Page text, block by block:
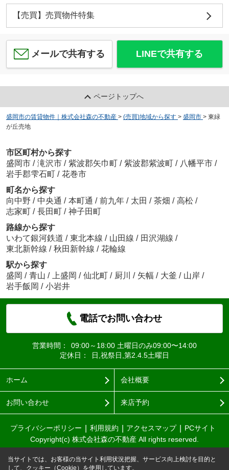
【売買】売買物件特集
メールで共有する LINEで共有する
ページトップへ
盛岡市の賃貸物件｜株式会社森の不動産 > (売買)地域から探す > 盛岡市 > 東緑
が丘売地
市区町村から探す
盛岡市 / 滝沢市 / 紫波郡矢巾町 / 紫波郡紫波町 / 八幡平市 /
岩手郡雫石町 / 花巻市
町名から探す
向中野 / 中央通 / 本町通 / 前九年 / 太田 / 茶畑 / 高松 /
志家町 / 長田町 / 神子田町
路線から探す
いわて銀河鉄道 / 東北本線 / 山田線 / 田沢湖線 /
東北新幹線 / 秋田新幹線 / 花輪線
駅から探す
盛岡 / 青山 / 上盛岡 / 仙北町 / 厨川 / 矢幅 / 大釜 / 山岸 /
岩手飯岡 / 小岩井
電話でお問い合わせ
営業時間：
09:00～18:00 土曜日のみ09:00〜14:00
定休日：
日,祝祭日,第2.4.5土曜日
ホーム 会社概要
お問い合わせ 来店予約
プライバシーポリシー 利用規約 アクセスマップ
PCサイト
Copyright(c) 株式会社森の不動産 All rights reserved.
当サイトでは、お客様の当サイト利用状況把握、サービス向上検討を目的と
して、クッキー（Cookie）を使用しています。